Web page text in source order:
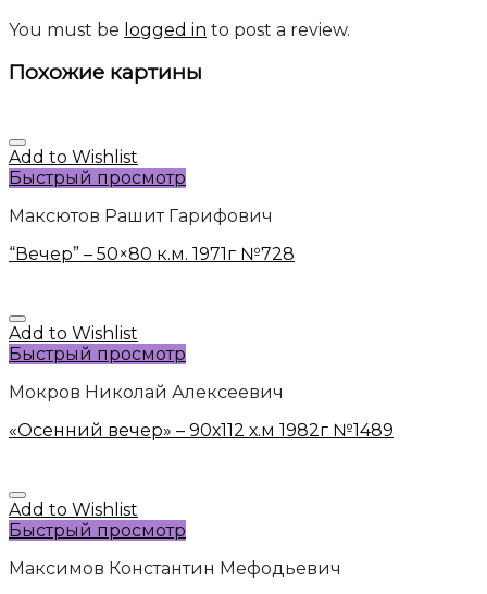
You must be logged in to post a review.
Похожие картины
Add to Wishlist
Быстрый просмотр
Максютов Рашит Гарифович
“Вечер” – 50×80 к.м. 1971г №728
Add to Wishlist
Быстрый просмотр
Мокров Николай Алексеевич
«Осенний вечер» – 90х112 х.м 1982г №1489
Add to Wishlist
Быстрый просмотр
Максимов Константин Мефодьевич